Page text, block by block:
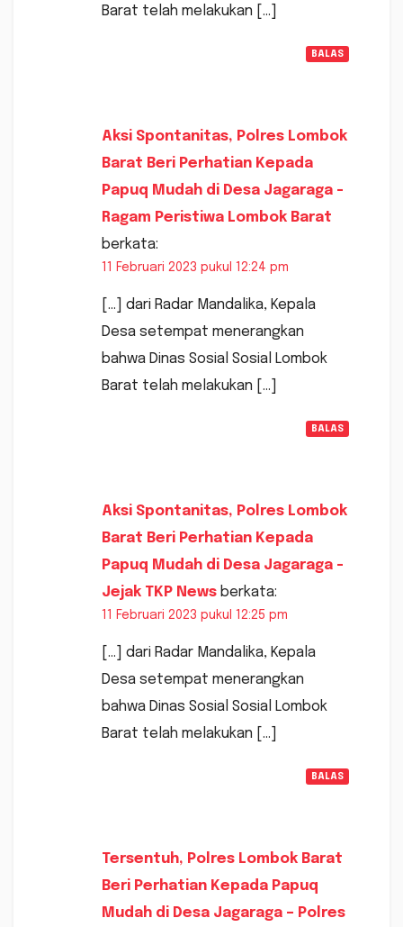
Barat telah melakukan […]
BALAS
Aksi Spontanitas, Polres Lombok
Barat Beri Perhatian Kepada
Papuq Mudah di Desa Jagaraga -
Ragam Peristiwa Lombok Barat
berkata:
11 Februari 2023 pukul 12:24 pm
[…] dari Radar Mandalika, Kepala
Desa setempat menerangkan
bahwa Dinas Sosial Sosial Lombok
Barat telah melakukan […]
BALAS
Aksi Spontanitas, Polres Lombok
Barat Beri Perhatian Kepada
Papuq Mudah di Desa Jagaraga -
Jejak TKP News berkata:
11 Februari 2023 pukul 12:25 pm
[…] dari Radar Mandalika, Kepala
Desa setempat menerangkan
bahwa Dinas Sosial Sosial Lombok
Barat telah melakukan […]
BALAS
Tersentuh, Polres Lombok Barat
Beri Perhatian Kepada Papuq
Mudah di Desa Jagaraga – Polres